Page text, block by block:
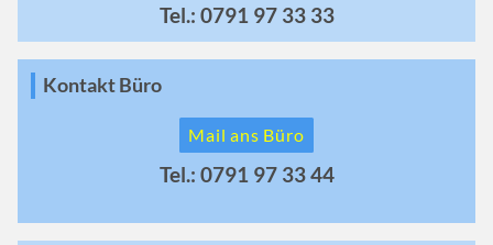
Tel.: 0791 97 33 33
Kontakt Büro
Mail ans Büro
Tel.: 0791 97 33 44